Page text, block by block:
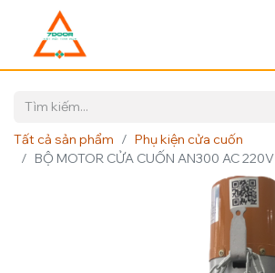
Tất cả sản phẩm
Phụ kiện cửa cuốn
BỘ MOTOR CỬA CUỐN AN300 AC 220V